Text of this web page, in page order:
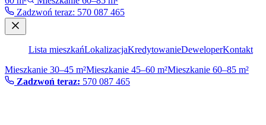
Zadzwoń teraz: 570 087 465
Lista mieszkańLokalizacjaKredytowanieDeweloperKontakt
Mieszkanie 30–45 m²Mieszkanie 45–60 m²Mieszkanie 60–85 m²
Zadzwoń teraz: 570 087 465